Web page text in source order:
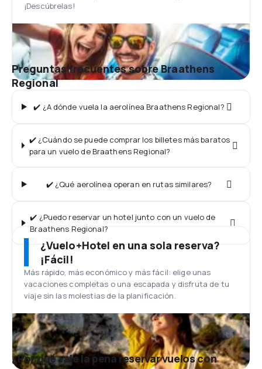
¡Descúbrelas!
Preguntas frecuentes sobre Braathens
Regional
✔️ ¿A dónde vuela la aerolínea Braathens Regional?
✔️ ¿Cuándo se puede comprar los billetes más baratos
para un vuelo de Braathens Regional?
✔️ ¿Qué aerolínea operan en rutas similares?
✔️ ¿Puedo reservar un hotel junto con un vuelo de
Braathens Regional?
¿Vuelo+Hotel en una sola reserva?
¡Fácil!
Más rápido, más económico y más fácil: elige unas
vacaciones completas o una escapada y disfruta de tu
viaje sin las molestias de la planificación.
¿Por qué vale la pena reservar vuelos con